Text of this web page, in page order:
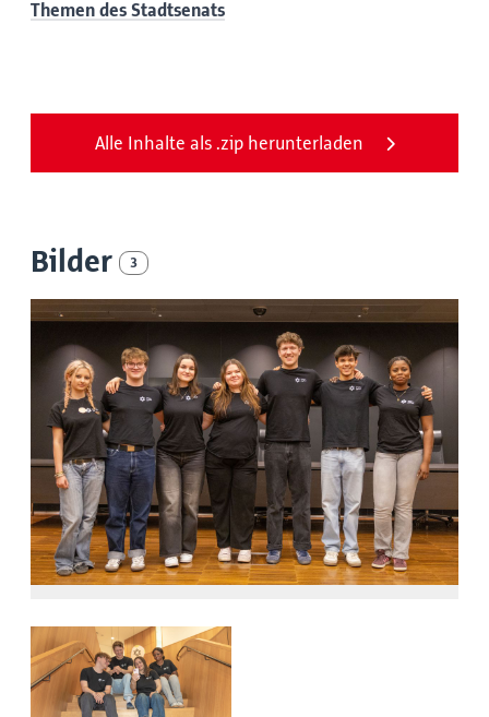
Themen des Stadtsenats
Alle Inhalte als .zip herunterladen
Bilder 3